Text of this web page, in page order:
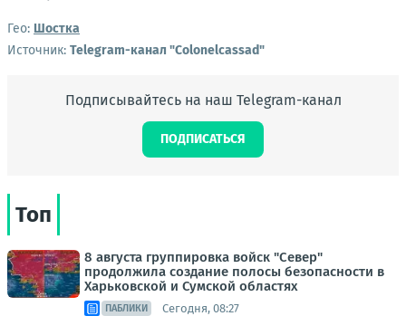
Гео: Шостка
Источник: Telegram-канал "Colonelcassad"
Подписывайтесь на наш Telegram-канал
ПОДПИСАТЬСЯ
Топ
8 августа группировка войск "Север"
продолжила создание полосы безопасности в
Харьковской и Сумской областях
ПАБЛИКИ Сегодня, 08:27